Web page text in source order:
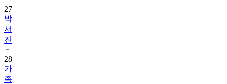
27
박
서
진
28
가
족